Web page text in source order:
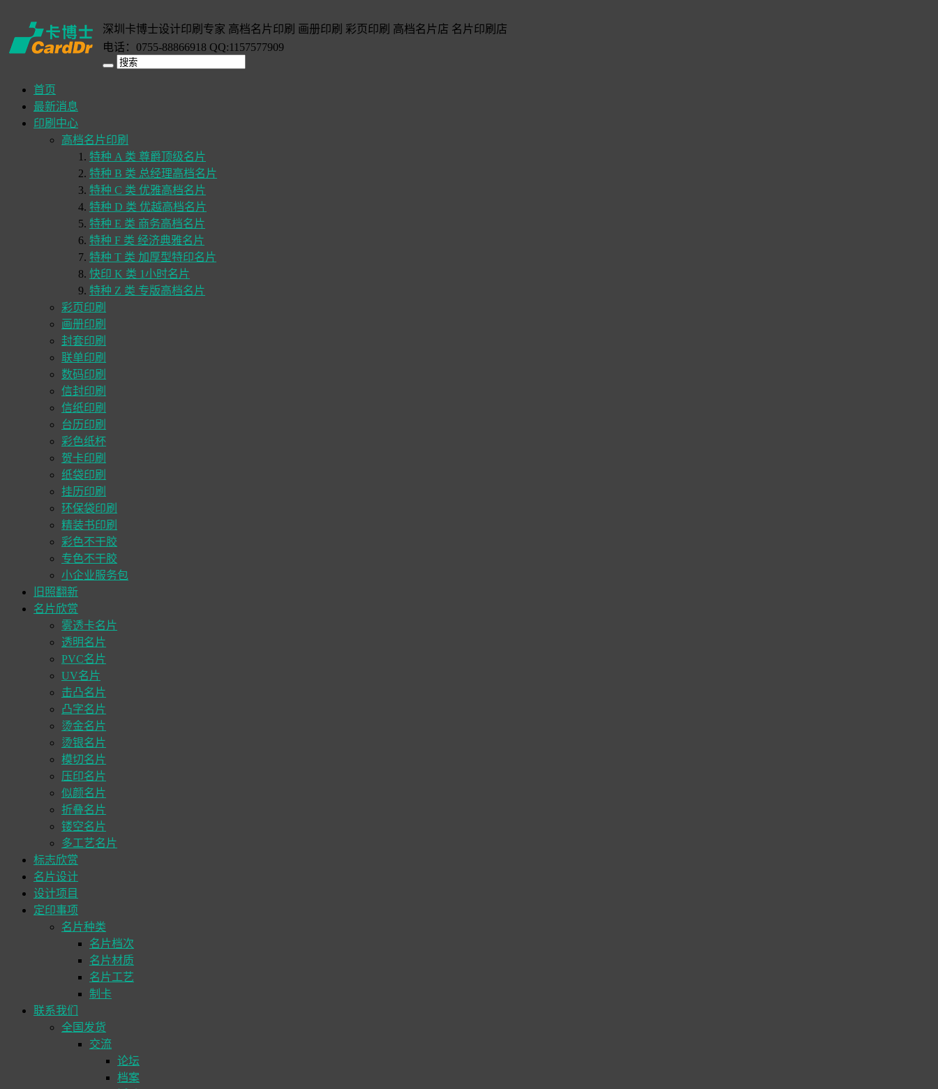
深圳卡博士设计印刷专家 高档名片印刷 画册印刷 彩页印刷 高档名片店 名片印刷店
电话：0755-88866918 QQ:1157577909
首页
最新消息
印刷中心
高档名片印刷
特种 A 类 尊爵顶级名片
特种 B 类 总经理高档名片
特种 C 类 优雅高档名片
特种 D 类 优越高档名片
特种 E 类 商务高档名片
特种 F 类 经济典雅名片
特种 T 类 加厚型特印名片
快印 K 类 1小时名片
特种 Z 类 专版高档名片
彩页印刷
画册印刷
封套印刷
联单印刷
数码印刷
信封印刷
信纸印刷
台历印刷
彩色纸杯
贺卡印刷
纸袋印刷
挂历印刷
环保袋印刷
精装书印刷
彩色不干胶
专色不干胶
小企业服务包
旧照翻新
名片欣赏
雾透卡名片
透明名片
PVC名片
UV名片
击凸名片
凸字名片
烫金名片
烫银名片
模切名片
压印名片
似颜名片
折叠名片
镂空名片
多工艺名片
标志欣赏
名片设计
设计项目
定印事项
名片种类
名片档次
名片材质
名片工艺
制卡
联系我们
全国发货
交流
论坛
档案